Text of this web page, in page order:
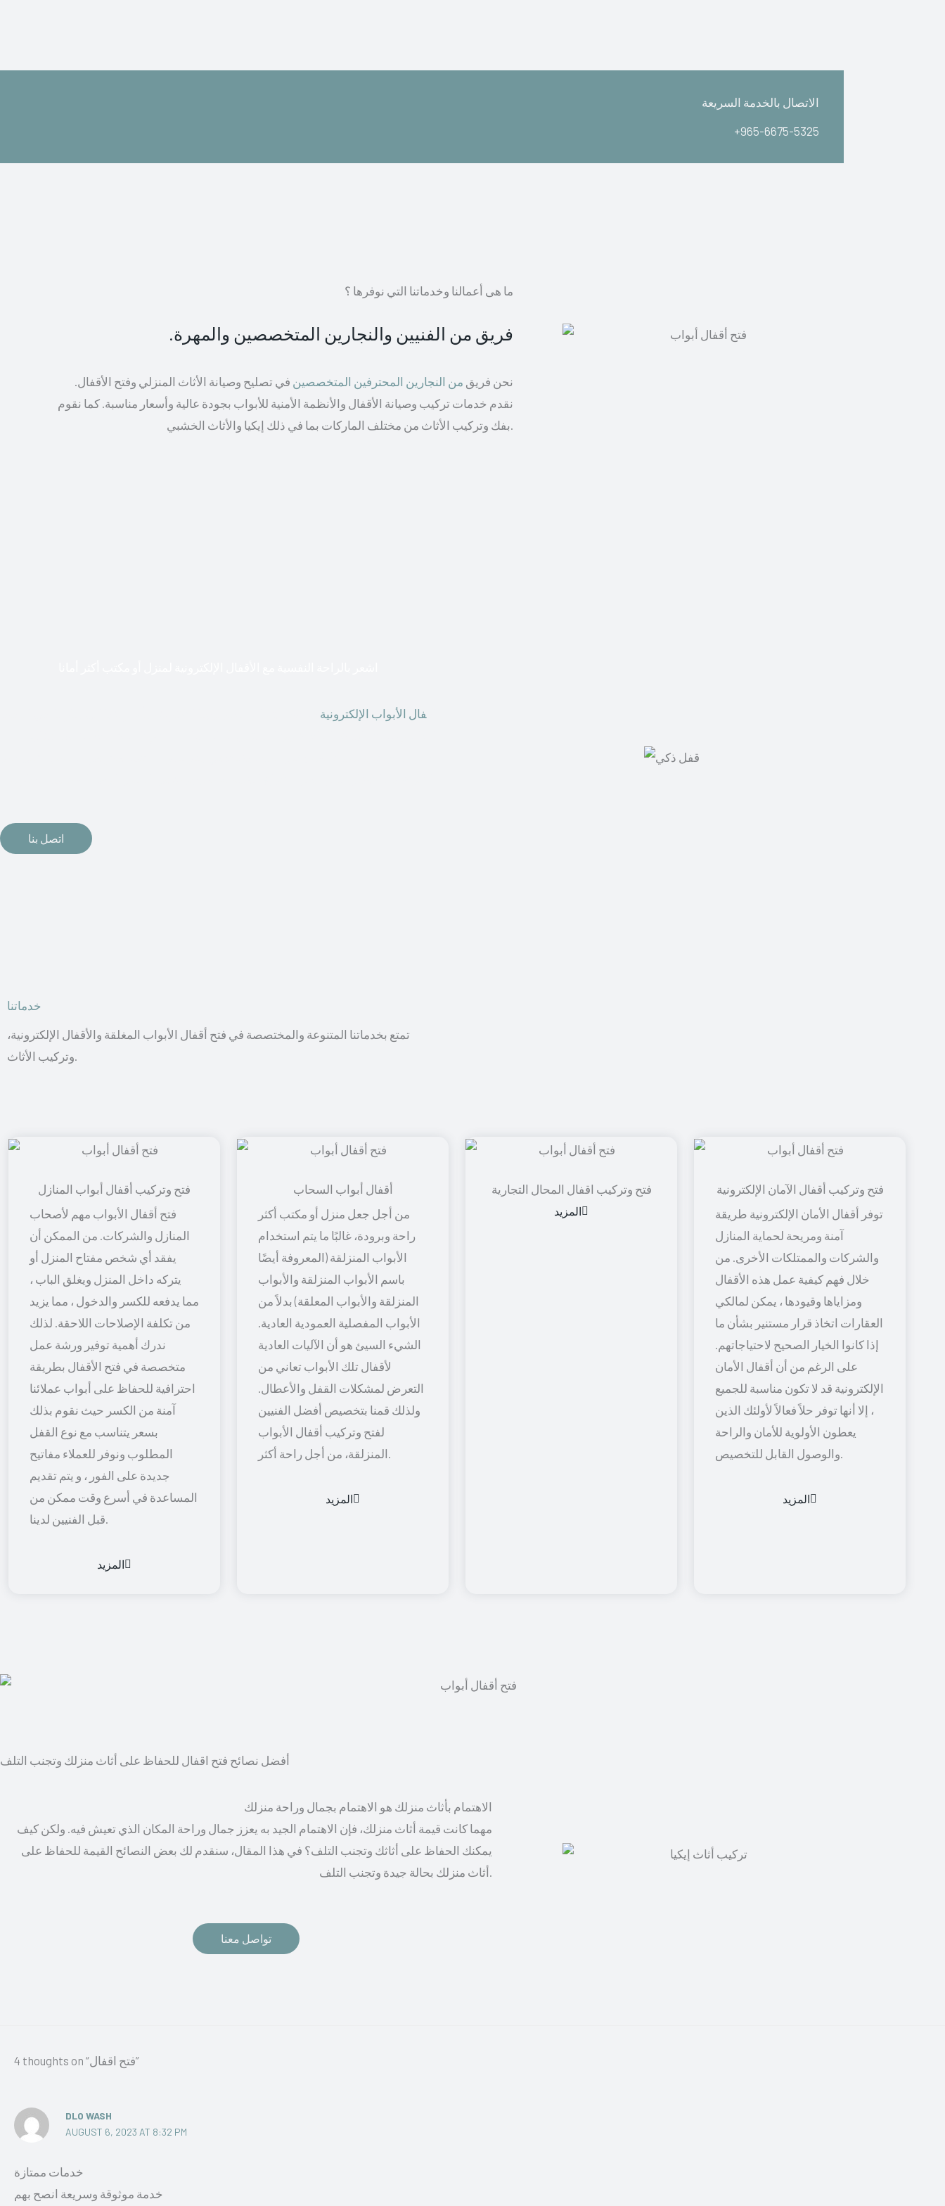
الاتصال بالخدمة السريعة
+965-6675-5325
ما هى أعمالنا وخدماتنا التي نوفرها ؟
فريق من الفنيين والنجارين المتخصصين والمهرة.
نحن فريق من النجارين المحترفين المتخصصين في تصليح وصيانة الأثاث المنزلي وفتح الأقفال.
نقدم خدمات تركيب وصيانة الأقفال والأنظمة الأمنية للأبواب بجودة عالية وأسعار مناسبة. كما نقوم
فال الأبواب الإلكترونية
اتصل بنا
خدماتنا
تمتع بخدماتنا المتنوعة والمختصصة في فتح أقفال الأبواب المغلقة والأقفال الإلكترونية،
وتركيب الأثاث.
فتح وتركيب أقفال أبواب المنازل
فتح أقفال الأبواب مهم لأصحاب
المنازل والشركات. من الممكن أن
يفقد أي شخص مفتاح المنزل أو
يتركه داخل المنزل ويغلق الباب ،
مما يدفعه للكسر والدخول ، مما يزيد
من تكلفة الإصلاحات اللاحقة. لذلك
ندرك أهمية توفير ورشة عمل
متخصصة في فتح الأقفال بطريقة
احترافية للحفاظ على أبواب عملائنا
آمنة من الكسر حيث نقوم بذلك
بسعر يتناسب مع نوع القفل
المطلوب ونوفر للعملاء مفاتيح
جديدة على الفور ، و يتم تقديم
المساعدة في أسرع وقت ممكن من
المزيد
أقفال أبواب السحاب
من أجل جعل منزل أو مكتب أكثر
راحة وبرودة، غالبًا ما يتم استخدام
الأبواب المنزلقة (المعروفة أيضًا
باسم الأبواب المنزلقة والأبواب
المنزلقة والأبواب المعلقة) بدلاً من
الأبواب المفصلية العمودية العادية.
الشيء السيئ هو أن الآليات العادية
لأقفال تلك الأبواب تعاني من
التعرض لمشكلات القفل والأعطال.
ولذلك قمنا بتخصيص أفضل الفنيين
لفتح وتركيب أقفال الأبواب
المزيد
فتح وتركيب اقفال المحال التجارية
المزيد
توفر أقفال الأمان الإلكترونية طريقة
آمنة ومريحة لحماية المنازل
والشركات والممتلكات الأخرى. من
خلال فهم كيفية عمل هذه الأقفال
ومزاياها وقيودها ، يمكن لمالكي
العقارات اتخاذ قرار مستنير بشأن ما
إذا كانوا الخيار الصحيح لاحتياجاتهم.
على الرغم من أن أقفال الأمان
الإلكترونية قد لا تكون مناسبة للجميع
، إلا أنها توفر حلاً فعالاً لأولئك الذين
يعطون الأولوية للأمان والراحة
المزيد
أفضل نصائح فتح اقفال للحفاظ على أثاث منزلك وتجنب التلف
الاهتمام بأثاث منزلك هو الاهتمام بجمال وراحة منزلك
مهما كانت قيمة أثاث منزلك، فإن الاهتمام الجيد به يعزز جمال وراحة المكان الذي تعيش فيه. ولكن كيف
يمكنك الحفاظ على أثاثك وتجنب التلف؟ في هذا المقال، سنقدم لك بعض النصائح القيمة للحفاظ على
تواصل معنا
4 thoughts on “فتح اقفال”
DLO WASH
AUGUST 6, 2023 AT 8:32 PM
خدمات ممتازة
خدمة موثوقة وسريعة انصح بهم